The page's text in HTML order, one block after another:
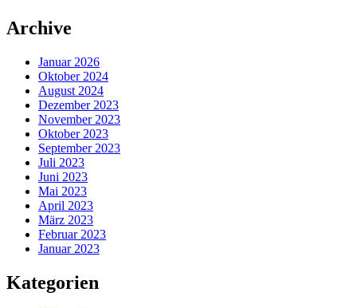
Zum
Inhalt
Archive
Januar 2026
Oktober 2024
August 2024
Dezember 2023
November 2023
Oktober 2023
September 2023
Juli 2023
Juni 2023
Mai 2023
April 2023
März 2023
Februar 2023
Januar 2023
Kategorien